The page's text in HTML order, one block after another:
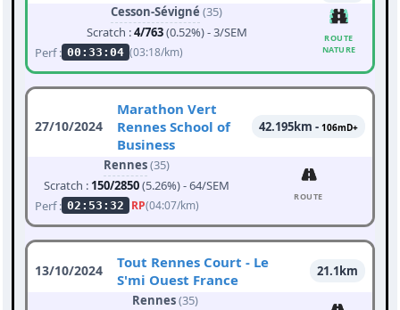
Cesson-Sévigné (35)
Scratch :4/763(0.52%) - 3/SEM
Perf : 00:33:04 (03:18/km)
ROUTE
NATURE
27/10/2024
Marathon Vert
Rennes School of
Business
42.195km - 106mD+
Rennes(35)
Scratch : 150/2850(5.26%) - 64/SEM
Perf : 02:53:32 RP(04:07/km)
ROUTE
13/10/2024
Tout Rennes Court - Le
S'mi Ouest France
21.1km
Rennes(35)